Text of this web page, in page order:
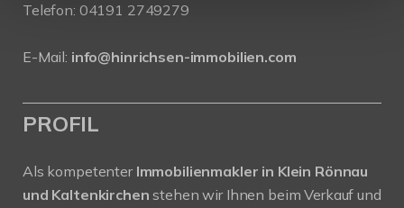
Telefon: 04191 2749279
E-Mail: info@hinrichsen-immobilien.com
PROFIL
Als kompetenter Immobilienmakler in Klein Rönnau
und Kaltenkirchenstehen wir Ihnen beim Verkauf und